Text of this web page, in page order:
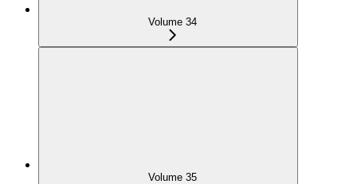
Volume 34
Volume 35